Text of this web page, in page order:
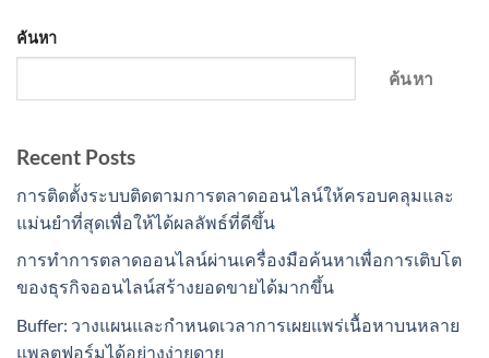
ค้นหา
ค้นหา
Recent Posts
การติดตั้งระบบติดตามการตลาดออนไลน์ให้ครอบคลุมและ
แม่นยำที่สุดเพื่อให้ได้ผลลัพธ์ที่ดีขึ้น
การทำการตลาดออนไลน์ผ่านเครื่องมือค้นหาเพื่อการเติบโต
ของธุรกิจออนไลน์สร้างยอดขายได้มากขึ้น
Buffer: วางแผนและกำหนดเวลาการเผยแพร่เนื้อหาบนหลาย
แพลตฟอร์มได้อย่างง่ายดาย